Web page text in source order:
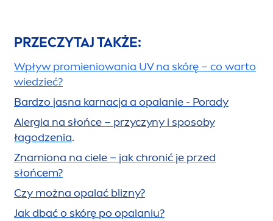
PRZECZYTAJ TAKŻE:
Wpływ promieniowania UV na skórę – co warto
wiedzieć?
Bardzo jasna karnacja a opalanie - Porady
Alergia na słońce – przyczyny i sposoby
łagodzenia.
Znamiona na ciele – jak chronić je przed
słońcem?
Czy można opalać blizny?
Jak dbać o skórę po opalaniu?